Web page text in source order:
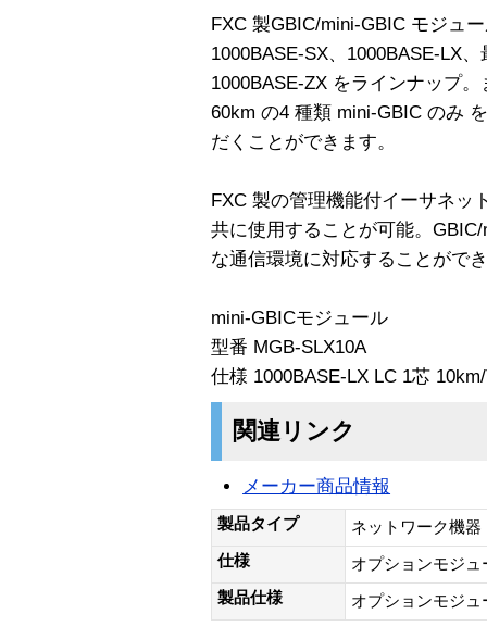
FXC 製GBIC/mini-GBIC モジュ
1000BASE-SX、1000BASE-LX
1000BASE-ZX をラインナップ
60km の4 種類 mini-GBIC のみ
だくことができます。
FXC 製の管理機能付イーサネッ
共に使用することが可能。
な通信環境に対応することがで
mini-GBICモジュール
型番 MGB-SLX10A
仕様 1000BASE-LX LC 1芯
関連リンク
メーカー商品情報
製品タイプ
ネットワーク機
仕様
オプションモジュ
製品仕様
オプションモジュ